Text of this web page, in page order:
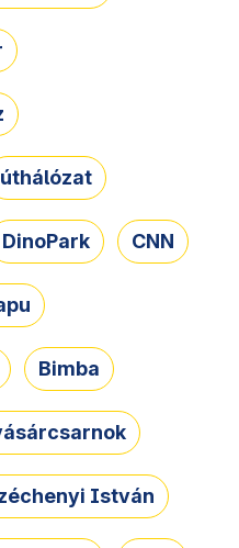
úthálózat
DinoPark CNN
Bimba
István